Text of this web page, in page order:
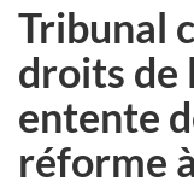
Tribunal
droits de
entente
réforme